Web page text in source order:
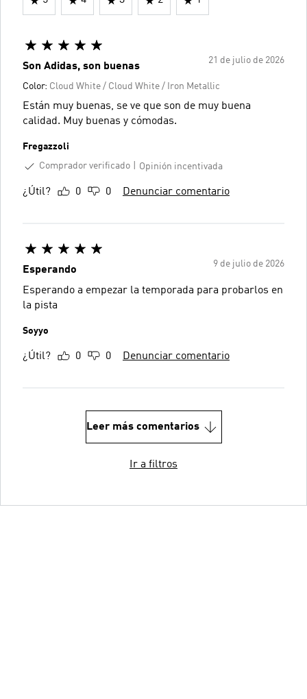
21 de julio de 2026
Son Adidas, son buenas
Color: Cloud White / Cloud White / Iron Metallic
Están muy buenas, se ve que son de muy buena
calidad. Muy buenas y cómodas.
Fregazzoli
Comprador verificado
Opinión incentivada
¿Útil? 0 0 Denunciar comentario
9 de julio de 2026
Esperando
Esperando a empezar la temporada para probarlos en
la pista
Soyyo
¿Útil? 0 0 Denunciar comentario
Leer más comentarios
Ir a filtros